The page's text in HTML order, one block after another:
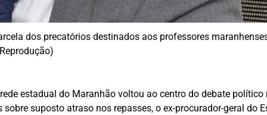
dos precatórios destinados aos professores
estadual do Maranhão voltou ao centro do debate
suposto atraso nos repasses, o ex-procurador-geral do